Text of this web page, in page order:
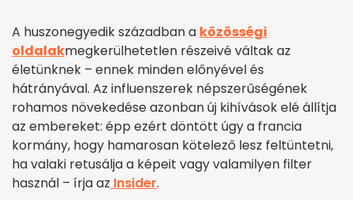
A huszonegyedik században a közösségi
oldalakmegkerülhetetlen részeivé váltak az
életünknek – ennek minden előnyével és
hátrányával. Az influenszerek népszerűségének
rohamos növekedése azonban új kihívások elé állítja
az embereket: épp ezért döntött úgy a francia
kormány, hogy hamarosan kötelező lesz feltüntetni,
ha valaki retusálja a képeit vagy valamilyen filter
használ – írja az Insider.